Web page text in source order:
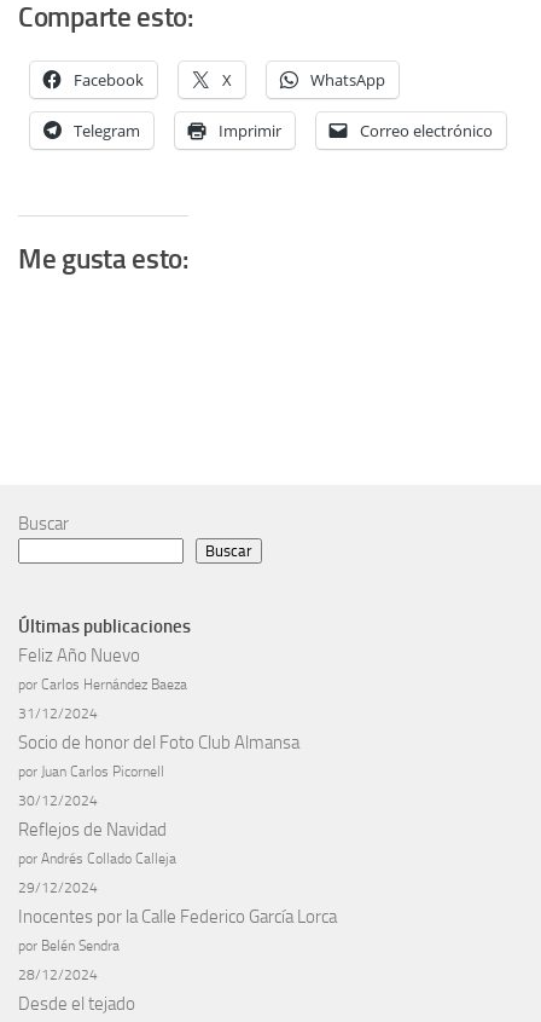
Comparte esto:
Facebook X WhatsApp
Telegram Imprimir Correo electrónico
Me gusta esto:
Buscar
Buscar
Últimas publicaciones
Feliz Año Nuevo
por Carlos Hernández Baeza
31/12/2024
Socio de honor del Foto Club Almansa
por Juan Carlos Picornell
30/12/2024
Reflejos de Navidad
por Andrés Collado Calleja
29/12/2024
Inocentes por la Calle Federico García Lorca
por Belén Sendra
28/12/2024
Desde el tejado